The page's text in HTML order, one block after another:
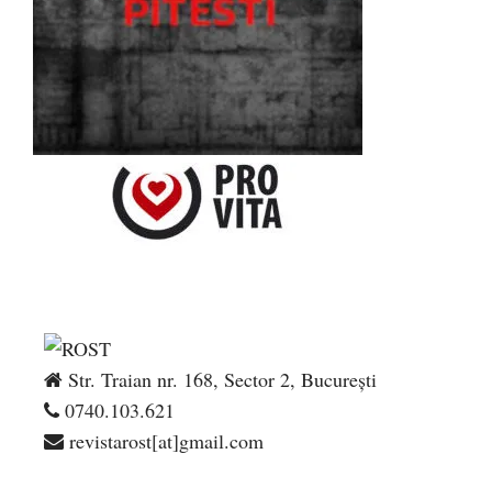
Str. Traian nr. 168, Sector 2, București
0740.103.621
revistarost[at]gmail.com